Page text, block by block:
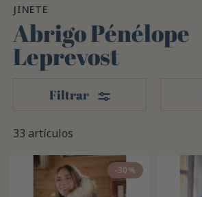
JINETE
Abrigo Pénélope
Leprevost
33 artículos
Filtrar Filtros
-30%